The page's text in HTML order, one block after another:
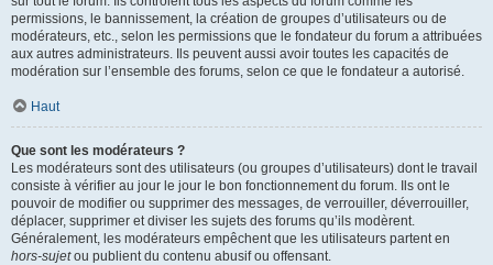
permissions, le bannissement, la création de groupes d’utilisateurs ou de
modérateurs, etc., selon les permissions que le fondateur du forum a attribuées
aux autres administrateurs. Ils peuvent aussi avoir toutes les capacités de
modération sur l’ensemble des forums, selon ce que le fondateur a autorisé.
Haut
Que sont les modérateurs ?
Les modérateurs sont des utilisateurs (ou groupes d’utilisateurs) dont le travail
consiste à vérifier au jour le jour le bon fonctionnement du forum. Ils ont le
pouvoir de modifier ou supprimer des messages, de verrouiller, déverrouiller,
déplacer, supprimer et diviser les sujets des forums qu’ils modèrent.
Généralement, les modérateurs empêchent que les utilisateurs partent en
hors-sujetou publient du contenu abusif ou offensant.